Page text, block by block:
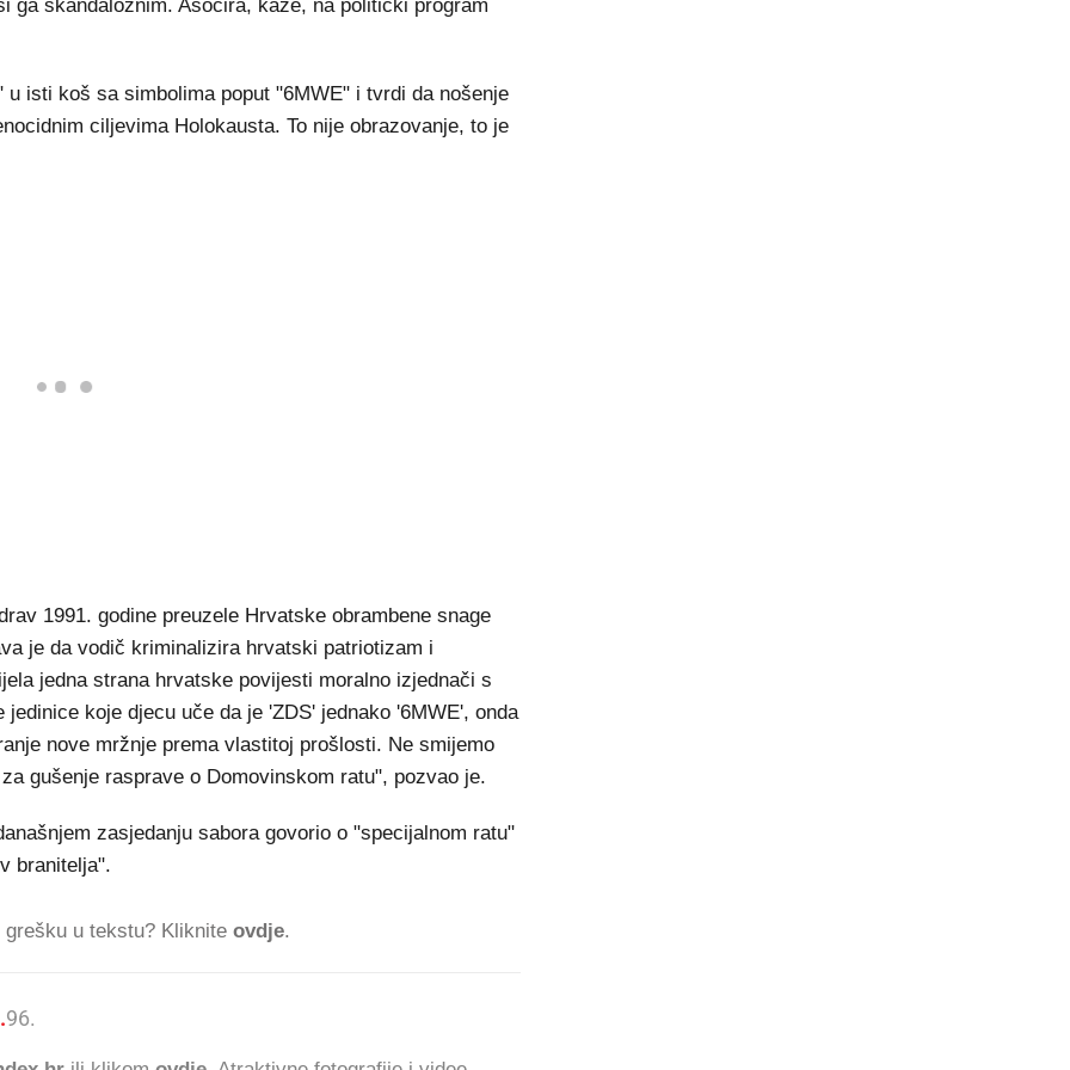
ga skandaloznim. Asocira, kaže, na politički program
isti koš sa simbolima poput "6MWE" i tvrdi da nošenje
ciljevima Holokausta. To nije obrazovanje, to je
1991. godine preuzele Hrvatske obrambene snage
je da vodič kriminalizira hrvatski patriotizam i
jedna strana hrvatske povijesti moralno izjednači s
koje djecu uče da je 'ZDS' jednako '6MWE', onda
nove mržnje prema vlastitoj prošlosti. Ne smijemo
gušenje rasprave o Domovinskom ratu", pozvao je.
zasjedanju sabora govorio o "specijalnom ratu"
branitelja".
u tekstu? Kliknite ovdje.
96.804